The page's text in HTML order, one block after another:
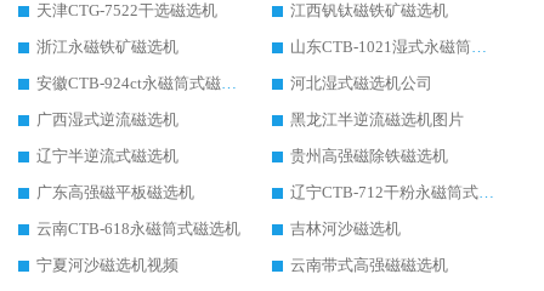
天津CTG-7522干选磁选机
江西钒钛磁铁矿磁选机
浙江永磁铁矿磁选机
山东CTB-1021湿式永磁筒式磁选机
安徽CTB-924ct永磁筒式磁选机
河北湿式磁选机公司
广西湿式逆流磁选机
黑龙江半逆流磁选机图片
辽宁半逆流式磁选机
贵州高强磁除铁磁选机
广东高强磁平板磁选机
辽宁CTB-712干粉永磁筒式磁选机
云南CTB-618永磁筒式磁选机
吉林河沙磁选机
宁夏河沙磁选机视频
云南带式高强磁磁选机